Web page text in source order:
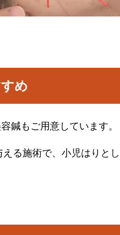
め
鍼もご用意しています。
る施術で、小児はりと